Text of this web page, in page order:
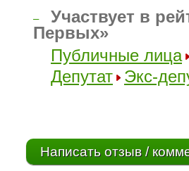
–
Участвует в
Первых»
Публичные лица
Депутат
Экс-
Написать отзыв /